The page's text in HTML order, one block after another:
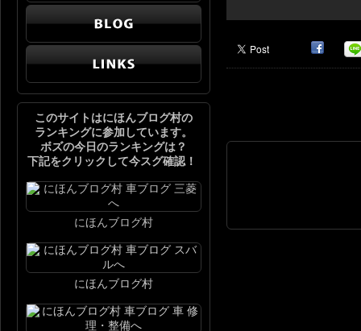
このサイトはにほんブログ村の
ランキングに参加しています。
ボズの今日のランキングは？
下記をクリックして今スグ確認！
にほんブログ村
にほんブログ村